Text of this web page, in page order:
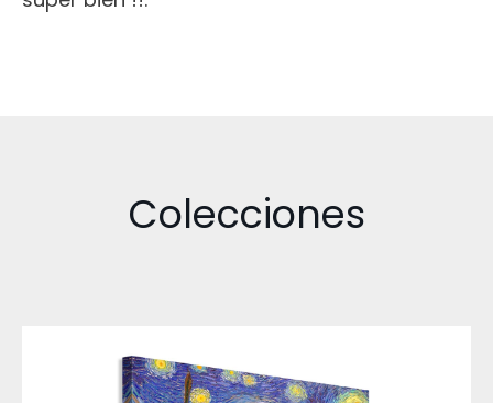
Colecciones